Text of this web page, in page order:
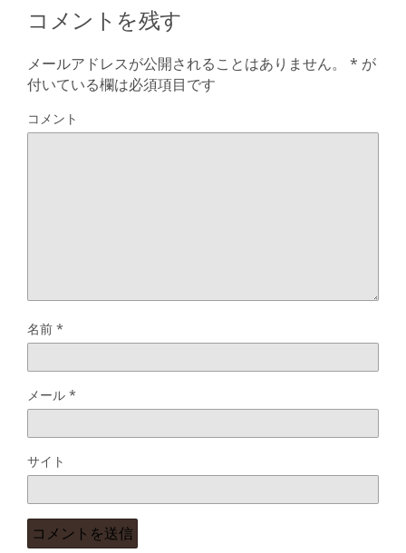
コメントを残す
メールアドレスが公開されることはありません。 * が
付いている欄は必須項目です
コメント
名前 *
メール *
サイト